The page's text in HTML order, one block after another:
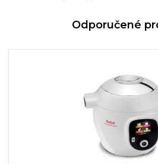
Odporučené